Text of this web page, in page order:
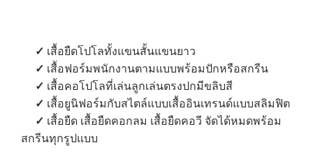
✓ เสื้อยืดโปโลทั้งแขนสั้นแขนยาว
✓ เสื้อฟอร์มพนักงานตามแบบพร้อมปักหรือสกรีน
✓ เสื้อคอโปโลที่เล่นลูกเล่นตรงปกมีขลิบสี
✓ เสื้อยูนิฟอร์มกับสไตล์แบบเสื้ออินเทรนด์แบบสลิมฟิต
✓ เสื้อยืด เสื้อยืดคอกลม เสื้อยืดคอวี จัดได้หมดพร้อม
สกรีนทุกรูปแบบ